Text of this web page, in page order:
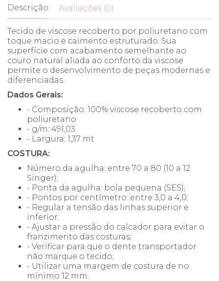
Descrição Avaliações (0)
Tecido de viscose recoberto por poliuretano com
toque macio e caimento estruturado. Sua
superfície com acabamento semelhante ao
couro natural aliada ao conforto da viscose
permite o desenvolvimento de peças modernas e
diferenciadas.
Dados Gerais:
- Composição: 100% viscose recoberto com
poliuretano
- g/m: 491,03
- Largura: 1,37 mt
COSTURA:
Número da agulha: entre 70 a 80 (10 a 12
Singer);
- Ponta da agulha: bola pequena (SES);
- Pontos por centímetro: entre 3,0 a 4,0;
- Regular a tensão das linhas superior e
inferior;
- Ajustar a pressão do calcador para evitar o
franzimento das costuras;
- Verificar para que o dente transportador
não marque o tecido;
- Utilizar uma margem de costura de no
mínimo 12 mm.